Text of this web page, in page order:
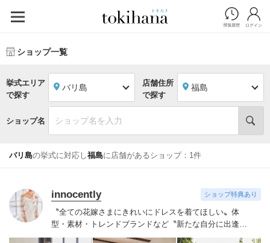
ショップ一覧
挙式エリア
で探す
バリ島
店舗住所
で探す
福島
ショップ名
バリ島の挙式に対応し福島に店舗があるショップ：1件
innocently ショップ特典あり
〝全ての花嫁さまにきれいにドレスを着てほしい〟 体
型・素材・トレンドブランドなど〝新たな自分に出逢え
る〟幅広いラインナップが揃うinnocently。
素材・デザイ